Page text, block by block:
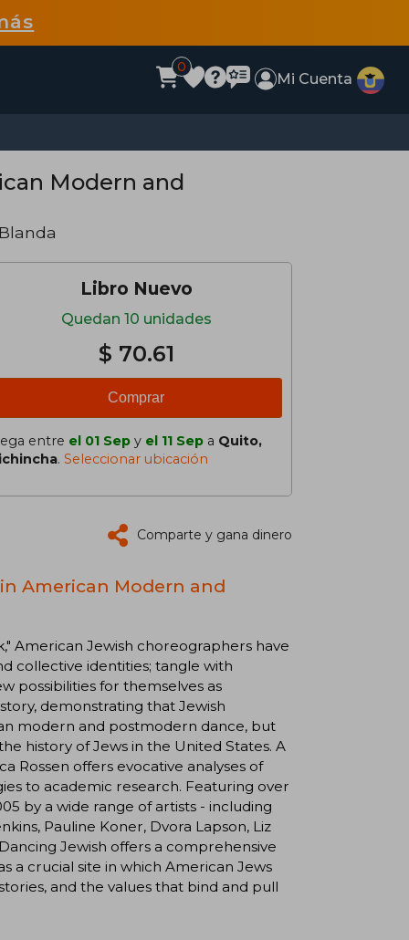
0
Mi Cuenta
Modern and
Libro Nuevo
Quedan 10 unidades
$ 70.61
Comprar
entre el 01 Sep y el 11 Sep a Quito,
. Seleccionar ubicación
Comparte y gana dinero
American Modern and
American Jewish choreographers have
collective identities; tangle with
possibilities for themselves as
demonstrating that Jewish
modern and postmodern dance, but
history of Jews in the United States. A
Rossen offers evocative analyses of
to academic research. Featuring over
by a wide range of artists - including
Pauline Koner, Dvora Lapson, Liz
Jewish offers a comprehensive
a crucial site in which American Jews
and the values that bind and pull